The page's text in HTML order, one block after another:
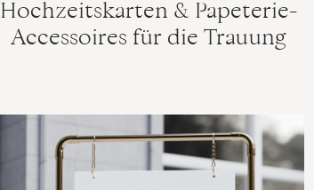
Hochzeitskarten & Papeterie-
Accessoires für die Trauung